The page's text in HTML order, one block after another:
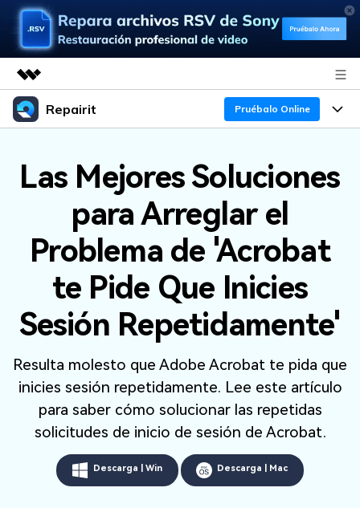
Productos destacados
Utilidades
Resumen
Quiénes somos
Sala de prensa
Soporte
Repairit Pruébalo Online
Repairit IA
Repara y mejora archivos con IA
multiplataforma
Pruébalo Gratis
Repairit en Línea
Repara y mejora archivos en línea
Funciones
En Línea
¿Por qué Repairit?
Perspectiva Tecnológica
Guías y Soporte
Recursos
Soluciones de Video
Soluciones de Archivos
Soluciones de Fotos
Soluciones de Audio
Descubre Más Soluciones
Precios
Repairit Toolkit
Repara profesionalmente tus videos, fotos,
documentos y audios con inteligencia artificial.
Repairit for Email
Recupera sin complicaciones tus archivos
Abre la app Iniciar sesión
Las Mejores Soluciones
para Arreglar el
Problema de 'Acrobat
te Pide Que Inicies
Sesión Repetidamente'
Resulta molesto que Adobe Acrobat te pida que
inicies sesión repetidamente. Lee este artículo
para saber cómo solucionar las repetidas
solicitudes de inicio de sesión de Acrobat.
Descarga | Win Descarga | Mac